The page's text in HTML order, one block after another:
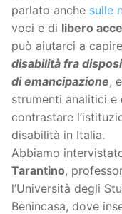
parlato anche sulle
voci e di libero
può aiutarci a
disabilità fra
di emancipazione,
strumenti analitici
contrastare
disabilità in Italia.
Abbiamo
Tarantino,
l’Università degli
Benincasa, dove